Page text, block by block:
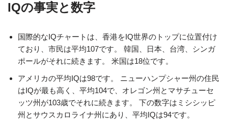
IQの事実と数字
国際的なIQチャートは、香港をIQ世界のトップに位置付け
ており、市民は平均107です。 韓国、日本、台湾、シンガ
ポールがそれに続きます。 米国は18位です。
アメリカの平均IQは98です。 ニューハンプシャー州の住民
はIQが最も高く、平均104で、オレゴン州とマサチューセ
ッツ州が103歳でそれに続きます。 下の数字はミシシッピ
州とサウスカロライナ州にあり、平均IQは94です。